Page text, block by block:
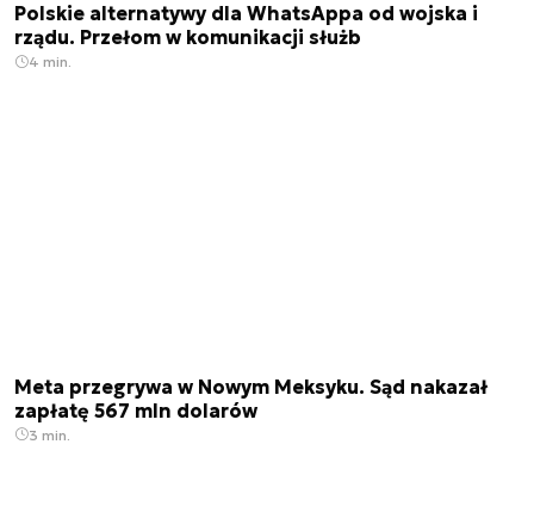
Polskie alternatywy dla WhatsAppa od wojska i
rządu. Przełom w komunikacji służb
4 min.
Meta przegrywa w Nowym Meksyku. Sąd nakazał
zapłatę 567 mln dolarów
3 min.